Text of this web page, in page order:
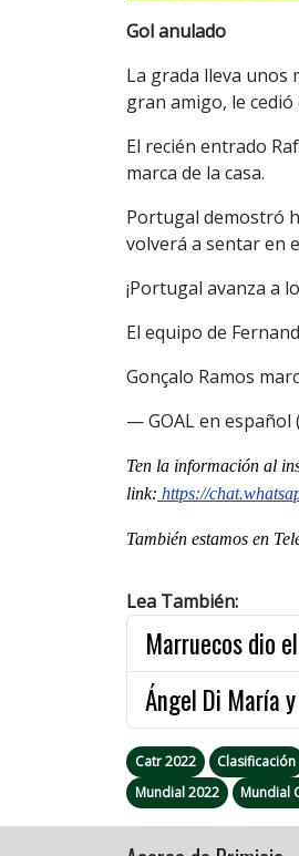
Gol anulado
La grada lleva unos
gran amigo, le
El recién entrado
marca de la casa.
Portugal demostró
volverá a sentar en
¡Portugal avanza a
El equipo de
Gonçalo Ramos
— GOAL en español
Ten la información al
link: https://
También estamos en
Lea También:
Marruecos dio
Ángel Di María
Catr 2022 Clasificación
Mundial 2022
Mundial